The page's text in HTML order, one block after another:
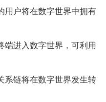
用户将在数字世界中拥有
端进入数字世界，可利用
系链将在数字世界发生转